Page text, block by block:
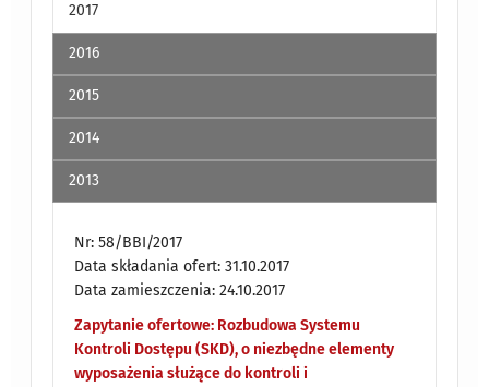
2017
2016
2015
2014
2013
Nr: 58/BBI/2017
Data składania ofert: 31.10.2017
Data zamieszczenia: 24.10.2017
Zapytanie ofertowe: Rozbudowa Systemu
Kontroli Dostępu (SKD), o niezbędne elementy
wyposażenia służące do kontroli i